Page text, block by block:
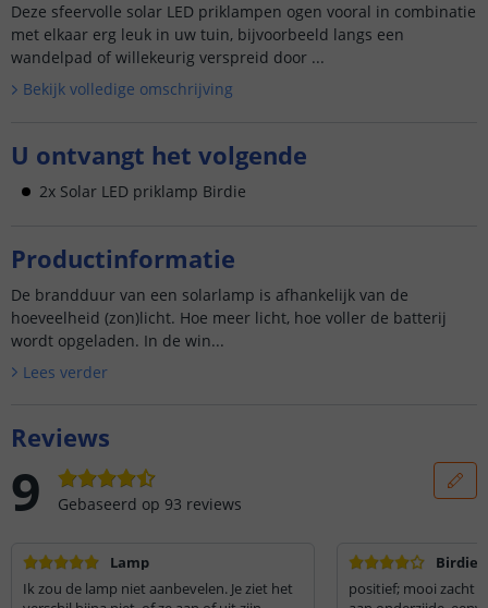
Deze sfeervolle solar LED priklampen ogen vooral in combinatie
met elkaar erg leuk in uw tuin, bijvoorbeeld langs een
wandelpad of willekeurig verspreid door ...
Bekijk volledige omschrijving
U ontvangt het volgende
2x Solar LED priklamp Birdie
Productinformatie
De brandduur van een solarlamp is afhankelijk van de
hoeveelheid (zon)licht. Hoe meer licht, hoe voller de batterij
wordt opgeladen. In de win...
Lees verder
Reviews
9 Gebaseerd op 93 reviews
Lamp
Ik zou de lamp niet aanbevelen. Je ziet het
Birdie
positief; mooi zacht